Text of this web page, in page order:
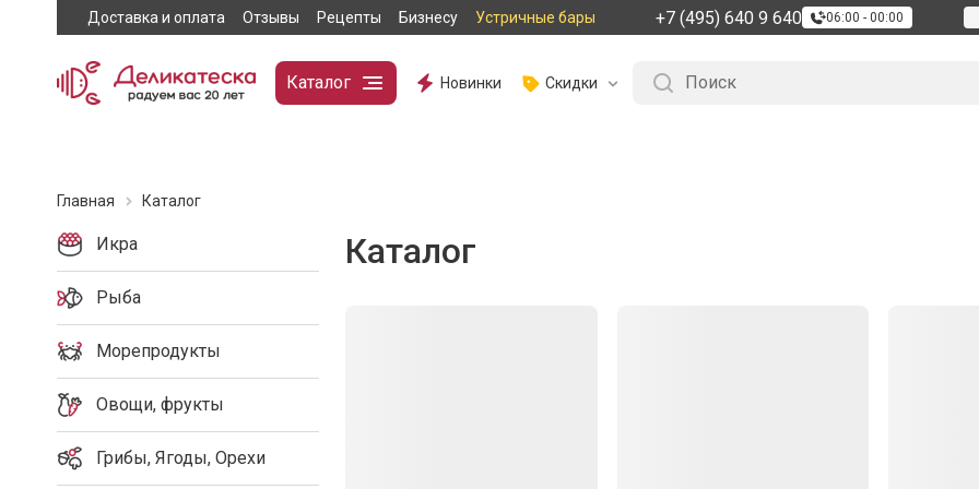
Доставка и оплата Отзывы Рецепты Бизнесу Устричные бары +7 (495) 640 9 640 06:00 - 00:00
Каталог Новинки Скидки
Главная Каталог
Икра
Рыба
Морепродукты
Овощи, фрукты
Грибы, Ягоды, Орехи
Каталог